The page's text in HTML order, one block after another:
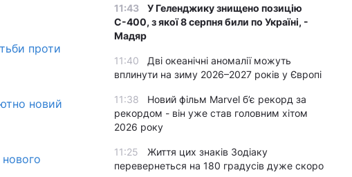
проти
новий
11:43
У Геленджику знищено позицію
С-400, з якої 8 серпня били по Україні, -
Мадяр
11:40
Дві океанічні аномалії можуть
вплинути на зиму 2026–2027 років у Європі
11:38
Новий фільм Marvel б’є рекорд за
рекордом - він уже став головним хітом
2026 року
11:25
Життя цих знаків Зодіаку
перевернеться на 180 градусів дуже скоро